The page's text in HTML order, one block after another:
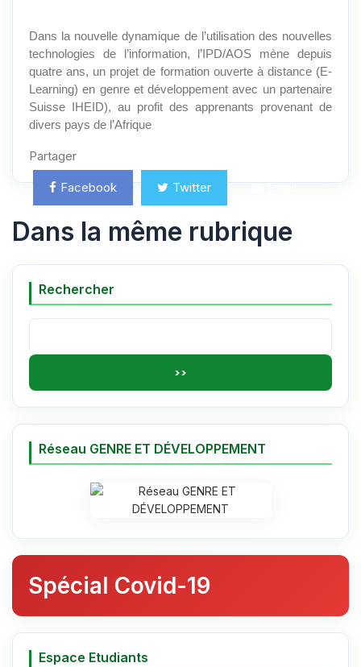
Dans la nouvelle dynamique de l’utilisation des nouvelles
technologies de l’information, l’IPD/AOS mène depuis
quatre ans, un projet de formation ouverte à distance (E-
Learning) en genre et développement avec un partenaire
Suisse IHEID), au profit des apprenants provenant de
divers pays de l’Afrique
Partager
Facebook Twitter Email
Dans la même rubrique
Rechercher
Rechercher :
Réseau GENRE ET DÉVELOPPEMENT
Spécial Covid-19
Espace Etudiants